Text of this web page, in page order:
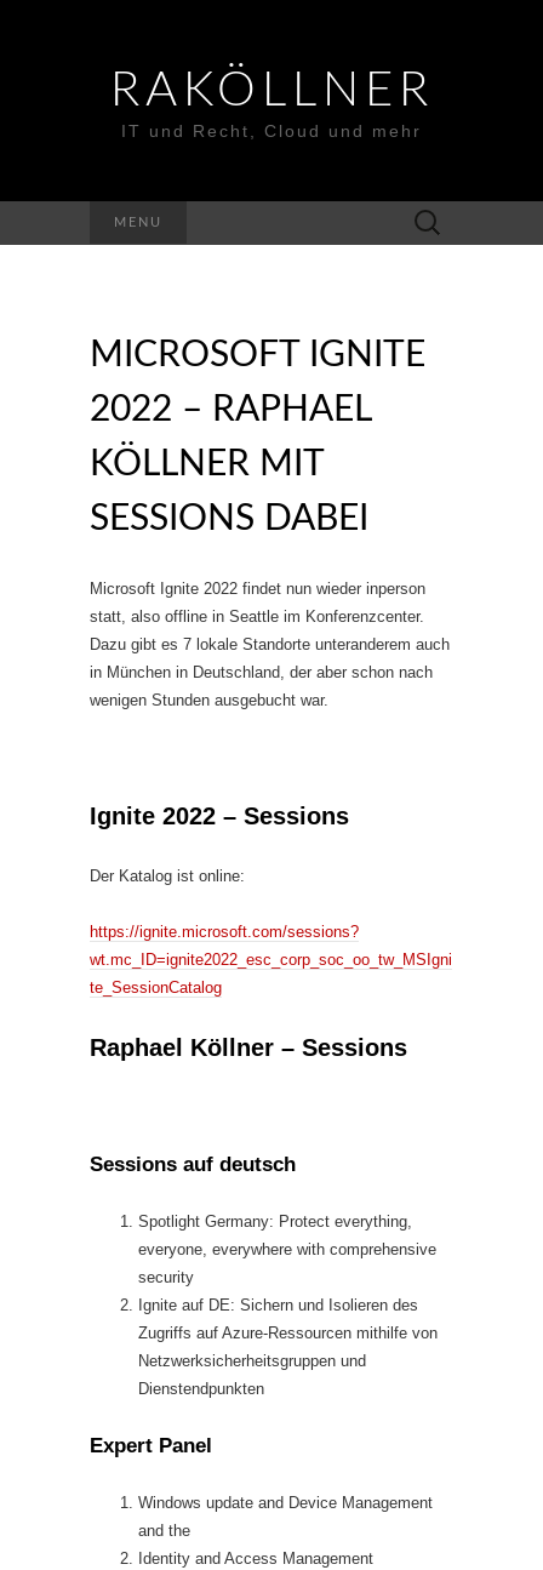
RAKÖLLNER
IT und Recht, Cloud und mehr
MENU
Suchen
nach:
MICROSOFT IGNITE
2022 – RAPHAEL
KÖLLNER MIT
SESSIONS DABEI
Microsoft Ignite 2022 findet nun wieder inperson
statt, also offline in Seattle im Konferenzcenter.
Dazu gibt es 7 lokale Standorte unteranderem auch
in München in Deutschland, der aber schon nach
wenigen Stunden ausgebucht war.
Ignite 2022 – Sessions
Der Katalog ist online:
https://ignite.microsoft.com/sessions?
wt.mc_ID=ignite2022_esc_corp_soc_oo_tw_MSIgni
te_SessionCatalog
Raphael Köllner – Sessions
Sessions auf deutsch
Spotlight Germany: Protect everything,
everyone, everywhere with comprehensive
security
Ignite auf DE: Sichern und Isolieren des
Zugriffs auf Azure-Ressourcen mithilfe von
Netzwerksicherheitsgruppen und
Dienstendpunkten
Expert Panel
Windows update and Device Management
and the
Identity and Access Management